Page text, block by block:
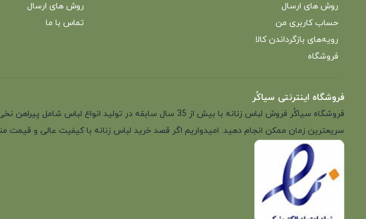
روش های ارسال
حساب کاربری من
رویه‌های بازگرداندن کالا
فروشگاه
روش های ارسال
تماس با ما
فروشگاه اینترنتی سیاکُر
فروشگاه سیاکُر فروش لباس زنانه با بیش از 35 سال سابقه در
سریعترین زمان ممکن انجام دهید. امیدواریم اگر قصد خرید لباس زنانه با کیفیت عالی و قیمت